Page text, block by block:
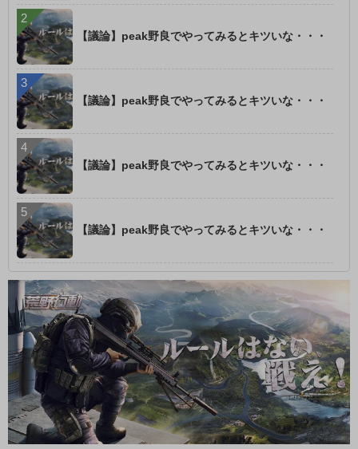
【議論】peak野良でやってみるとキツいな・・・
【議論】peak野良でやってみるとキツいな・・・
【議論】peak野良でやってみるとキツいな・・・
【議論】peak野良でやってみるとキツいな・・・